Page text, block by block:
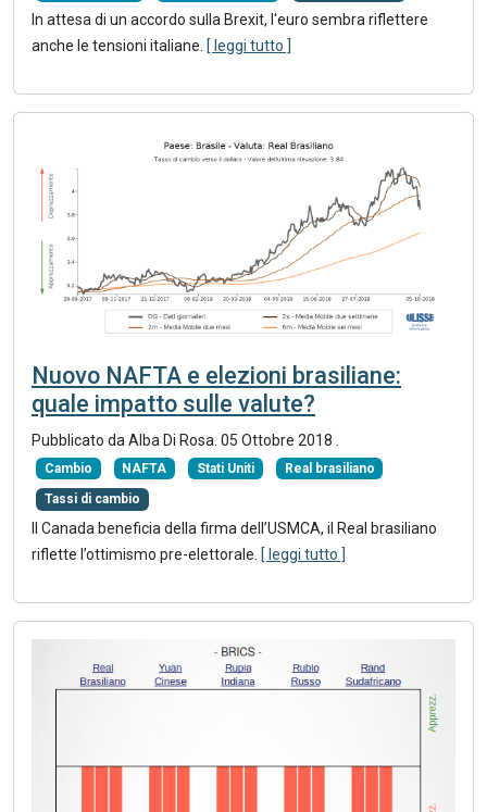
In attesa di un accordo sulla Brexit, l'euro sembra riflettere
anche le tensioni italiane. [ leggi tutto ]
Nuovo NAFTA e elezioni brasiliane:
quale impatto sulle valute?
Pubblicato da Alba Di Rosa. 05 Ottobre 2018
Cambio NAFTA Stati Uniti Real brasiliano
Tassi di cambio
Il Canada beneficia della firma dell’USMCA, il Real brasiliano
riflette l’ottimismo pre-elettorale. [ leggi tutto ]